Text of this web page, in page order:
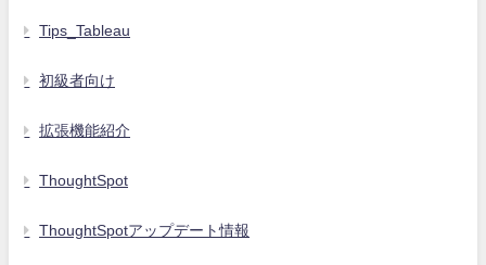
Tips_Tableau
初級者向け
拡張機能紹介
ThoughtSpot
ThoughtSpotアップデート情報